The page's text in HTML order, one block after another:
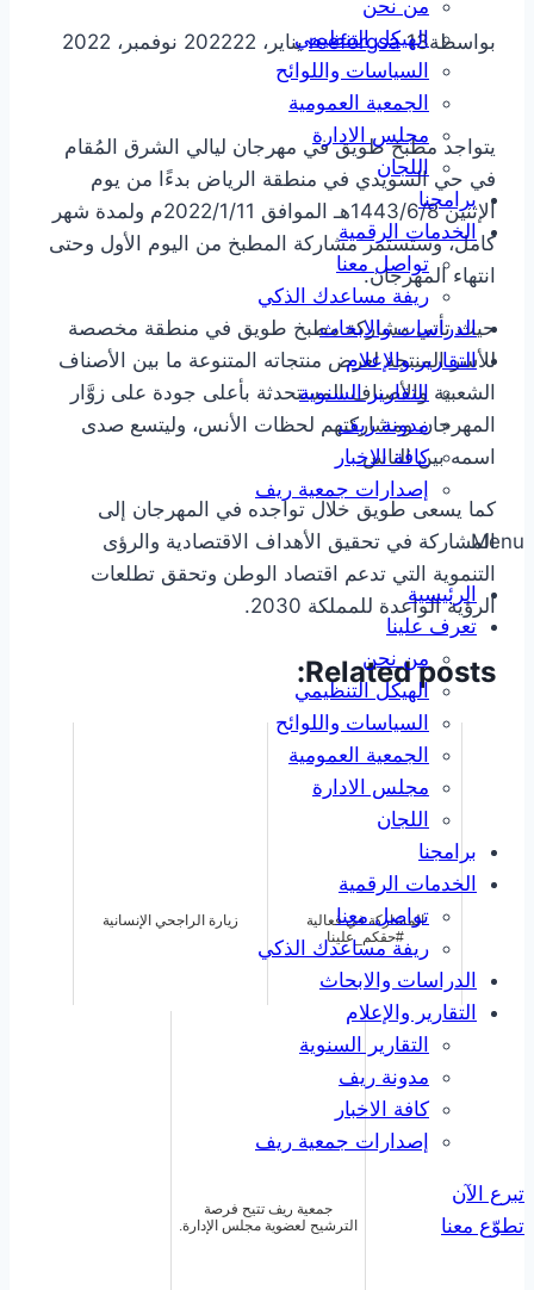
من نحن
الهيكل التنظيمي
السياسات واللوائح
الجمعية العمومية
مجلس الادارة
اللجان
برامجنا
الخدمات الرقمية
تواصل معنا
ريفة مساعدك الذكي
الدراسات والابحاث
التقارير والإعلام
التقارير السنوية
مدونة ريف
كافة الاخبار
إصدارات جمعية ريف
Menu
الرئيسية
تعرف علينا
من نحن
الهيكل التنظيمي
السياسات واللوائح
الجمعية العمومية
مجلس الادارة
اللجان
برامجنا
الخدمات الرقمية
تواصل معنا
ريفة مساعدك الذكي
الدراسات والابحاث
التقارير والإعلام
التقارير السنوية
مدونة ريف
كافة الاخبار
إصدارات جمعية ريف
تبرع الآن
تطوّع معنا
بواسطة reeforgsa 13 يناير، 2022 22 نوفمبر، 2022
يتواجد مطبخ طويق في مهرجان‬ ليالي الشرق المُقام
في حي السويدي في منطقة الرياض بدءًا من يوم
الإثنين 1443/6/8هـ الموافق 2022/1/11م ولمدة شهر
كامل، وستستمر مشاركة المطبخ من اليوم الأول وحتى
انتهاء المهرجان.
حيث تأتي مشاركة مطبخ طويق في منطقة مخصصة
للأسر المنتجة لعرض منتجاته المتنوعة ما بين الأصناف
الشعبية والأصناف المستحدثة بأعلى جودة على زوَّار
المهرجان ومشاركتهم لحظات الأنس، وليتسع صدى
اسمه بين الناس.
كما يسعى طويق خلال تواجده في المهرجان إلى
المشاركة في تحقيق الأهداف الاقتصادية والرؤى
التنموية التي تدعم اقتصاد الوطن وتحقق تطلعات
الرؤية الواعدة للمملكة 2030.
Related posts:
المشاركة في فعالية
#حقكم_علينا
زيارة الراجحي الإنسانية
جمعية ريف تتيح فرصة
الترشيح لعضوية مجلس الإدارة.